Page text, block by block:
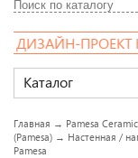
ПРОЕКТ
Каталог
Главная → Pamesa
(Pamesa) → Настенная /
Pamesa